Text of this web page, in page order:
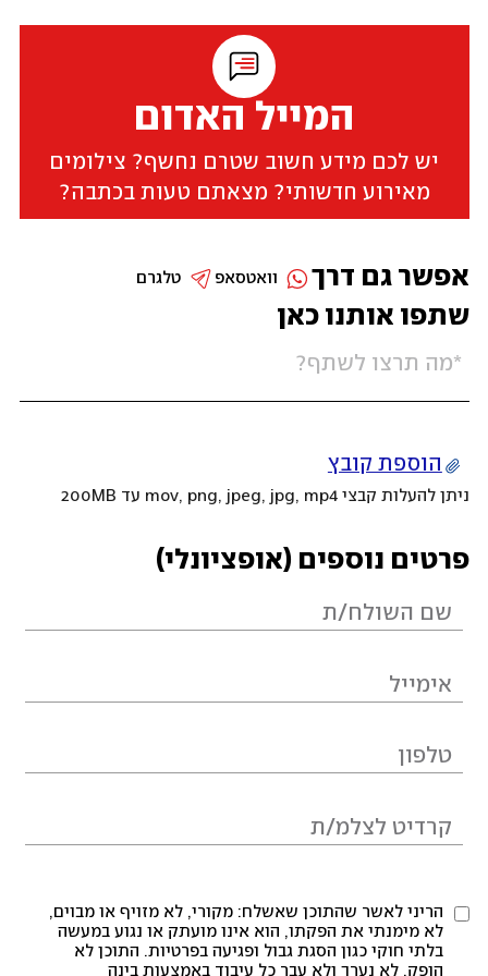
המייל האדום
יש לכם מידע חשוב שטרם נחשף? צילומים
מאירוע חדשותי? מצאתם טעות בכתבה?
שתפו אותנו כאן
הוספת קובץ
ניתן להעלות קבצי mov, png, jpeg, jpg, mp4 עד 200MB
פרטים נוספים (אופציונלי)
הריני לאשר שהתוכן שאשלח: מקורי, לא מזויף או מבוים,
לא מימנתי את הפקתו, הוא אינו מועתק או נגוע במעשה
בלתי חוקי כגון הסגת גבול ופגיעה בפרטיות. התוכן לא
הופק, לא נערך ולא עבר כל עיבוד באמצעות בינה
אפשר גם דרך טלגרם וואטסאפ